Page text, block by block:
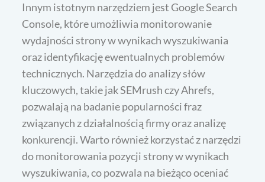
Innym istotnym narzędziem jest Google Search
Console, które umożliwia monitorowanie
wydajności strony w wynikach wyszukiwania
oraz identyfikację ewentualnych problemów
technicznych. Narzędzia do analizy słów
kluczowych, takie jak SEMrush czy Ahrefs,
pozwalają na badanie popularności fraz
związanych z działalnością firmy oraz analizę
konkurencji. Warto również korzystać z narzędzi
do monitorowania pozycji strony w wynikach
wyszukiwania, co pozwala na bieżąco oceniać